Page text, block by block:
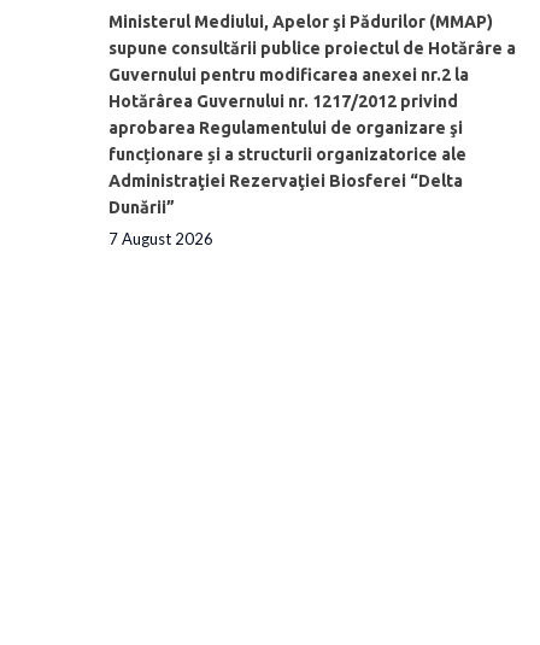
Ministerul Mediului, Apelor şi Pădurilor (MMAP)
supune consultării publice proiectul de Hotărâre a
Guvernului pentru modificarea anexei nr.2 la
Hotărârea Guvernului nr. 1217/2012 privind
aprobarea Regulamentului de organizare şi
funcționare și a structurii organizatorice ale
Administraţiei Rezervaţiei Biosferei “Delta
Dunării”
7 August 2026